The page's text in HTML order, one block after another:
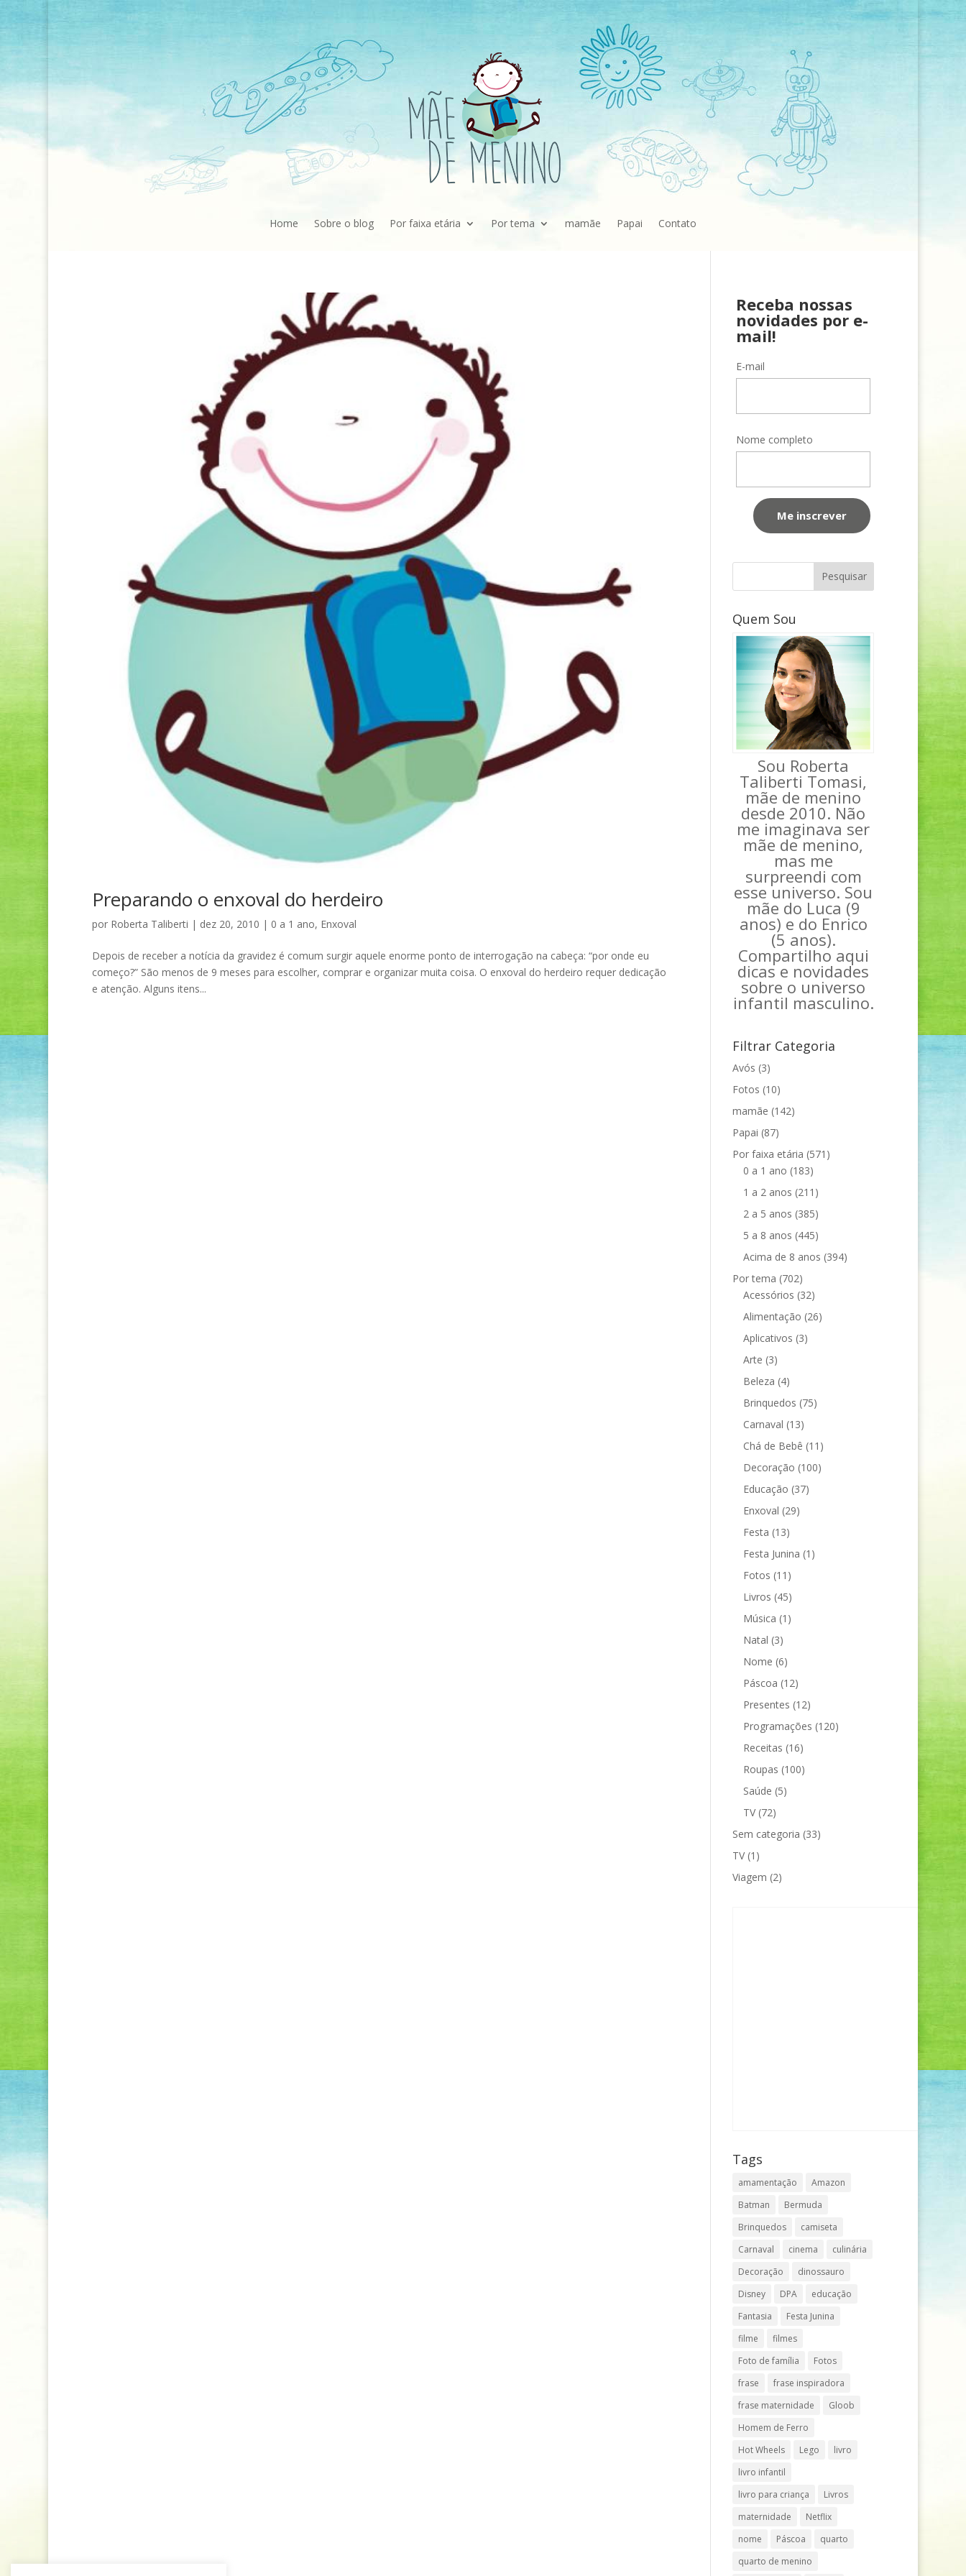
Home Sobre o blog Por faixa etária Por tema mamãe Papai Contato
Preparando o enxoval do herdeiro
por Roberta Taliberti | dez 20, 2010 | 0 a 1 ano, Enxoval
Depois de receber a notícia da gravidez é comum surgir aquele enorme ponto de interrogação na cabeça: “por onde eu
começo?” São menos de 9 meses para escolher, comprar e organizar muita coisa. O enxoval do herdeiro requer dedicação
e atenção. Alguns itens...
Receba nossas
novidades por e-
mail!
E-mail
Nome completo
Quem Sou
Sou Roberta
Taliberti Tomasi,
mãe de menino
desde 2010. Não
me imaginava ser
mãe de menino,
mas me
surpreendi com
esse universo. Sou
mãe do Luca (9
anos) e do Enrico
(5 anos).
Compartilho aqui
dicas e novidades
sobre o universo
infantil masculino.
Filtrar Categoria
Avós (3)
Fotos (10)
mamãe (142)
Papai (87)
Por faixa etária (571)
0 a 1 ano (183)
1 a 2 anos (211)
2 a 5 anos (385)
5 a 8 anos (445)
Acima de 8 anos (394)
Por tema (702)
Acessórios (32)
Alimentação (26)
Aplicativos (3)
Arte (3)
Beleza (4)
Brinquedos (75)
Carnaval (13)
Chá de Bebê (11)
Decoração (100)
Educação (37)
Enxoval (29)
Festa (13)
Festa Junina (1)
Fotos (11)
Livros (45)
Música (1)
Natal (3)
Nome (6)
Páscoa (12)
Presentes (12)
Programações (120)
Receitas (16)
Roupas (100)
Saúde (5)
TV(72)
Sem categoria (33)
TV(1)
Viagem (2)
Tags
amamentação
Amazon
Batman
Bermuda
Brinquedos
camiseta
Carnaval
cinema
culinária
Decoração
dinossauro
Disney
DPA
educação
Fantasia
Festa Junina
filme
filmes
Foto de família
Fotos
frase
frase inspiradora
frase maternidade
Gloob
Homem de Ferro
Hot Wheels
Lego
livro
livro infantil
livro para criança
Livros
maternidade
Netflix
nome
Páscoa
quarto
quarto de menino